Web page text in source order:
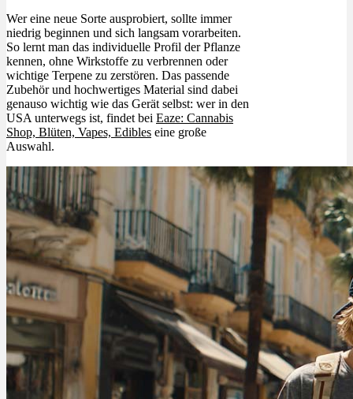
Wer eine neue Sorte ausprobiert, sollte immer
niedrig beginnen und sich langsam vorarbeiten.
So lernt man das individuelle Profil der Pflanze
kennen, ohne Wirkstoffe zu verbrennen oder
wichtige Terpene zu zerstören. Das passende
Zubehör und hochwertiges Material sind dabei
genauso wichtig wie das Gerät selbst: wer in den
USA unterwegs ist, findet bei Eaze: Cannabis
Shop, Blüten, Vapes, Edibles eine große
Auswahl.